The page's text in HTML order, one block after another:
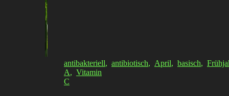
antibakteriell, antibiotisch, April, basisch,
A, Vitamin
C